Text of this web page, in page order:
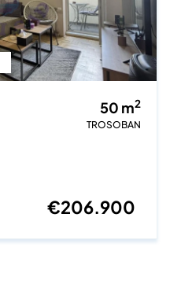
50 m2
TROSOBAN
€206.900